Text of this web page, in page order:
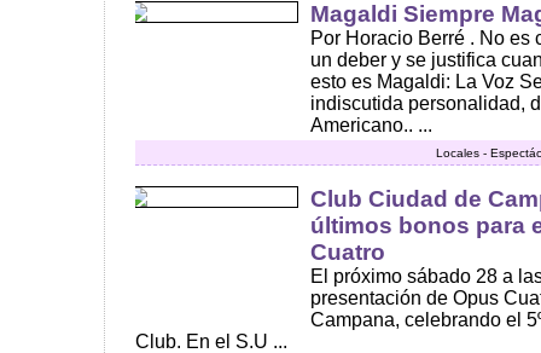
Magaldi Siempre
Por Horacio Berré . No es
un deber y se justifica
esto es Magaldi: La Voz
indiscutida personalidad,
Americano.. ...
Locales -
Club Ciudad de
últimos bonos para
Cuatro
El próximo sábado 28 a
presentación de Opus
Campana, celebrando el
Club. En el S.U ...